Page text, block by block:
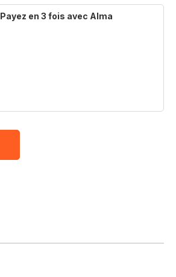
Payez en 3 fois avec Alma